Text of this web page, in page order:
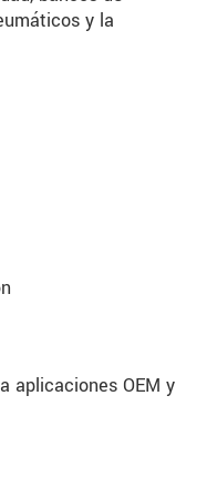
y la
aplicaciones OEM y